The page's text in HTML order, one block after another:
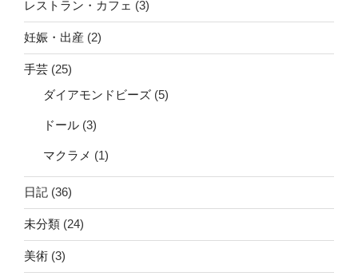
レストラン・カフェ (3)
妊娠・出産 (2)
手芸 (25)
ダイアモンドビーズ (5)
ドール (3)
マクラメ (1)
日記 (36)
未分類 (24)
美術 (3)